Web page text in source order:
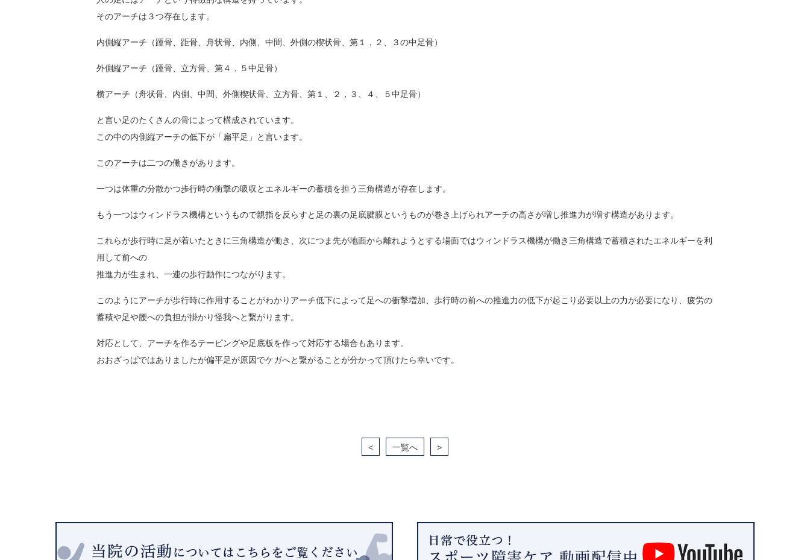
そのアーチは３つ存在します。
内側縦アーチ（踵骨、距骨、舟状骨、内側、中間、外側の楔状骨、第１，２、３の中足骨）
外側縦アーチ（踵骨、立方骨、第４，５中足骨）
横アーチ（舟状骨、内側、中間、外側楔状骨、立方骨、第１、２，３、４、５中足骨）
と言い足のたくさんの骨によって構成されています。
この中の内側縦アーチの低下が「扁平足」と言います。
このアーチは二つの働きがあります。
一つは体重の分散かつ歩行時の衝撃の吸収とエネルギーの蓄積を担う三角構造が存在します。
もう一つはウィンドラス機構というもので親指を反らすと足の裏の足底腱膜というものが巻き上げられアーチの高さが増し推進力が増す構造があります。
これらが歩行時に足が着いたときに三角構造が働き、次につま先が地面から離れようとする場面ではウィンドラス機構が働き三角構造で蓄積されたエネルギーを利
用して前への
推進力が生まれ、一連の歩行動作につながります。
このようにアーチが歩行時に作用することがわかりアーチ低下によって足への衝撃増加、歩行時の前への推進力の低下が起こり必要以上の力が必要になり、疲労の
蓄積や足や腰への負担が掛かり怪我へと繋がります。
対応として、アーチを作るテーピングや足底板を作って対応する場合もあります。
おおざっぱではありましたが偏平足が原因でケガへと繋がることが分かって頂けたら幸いです。
< 一覧へ >